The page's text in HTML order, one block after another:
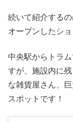
続いて紹介する
オープンしたシ
中央駅からトラ
すが、施設内に
な雑貨屋さん、
スポットです！